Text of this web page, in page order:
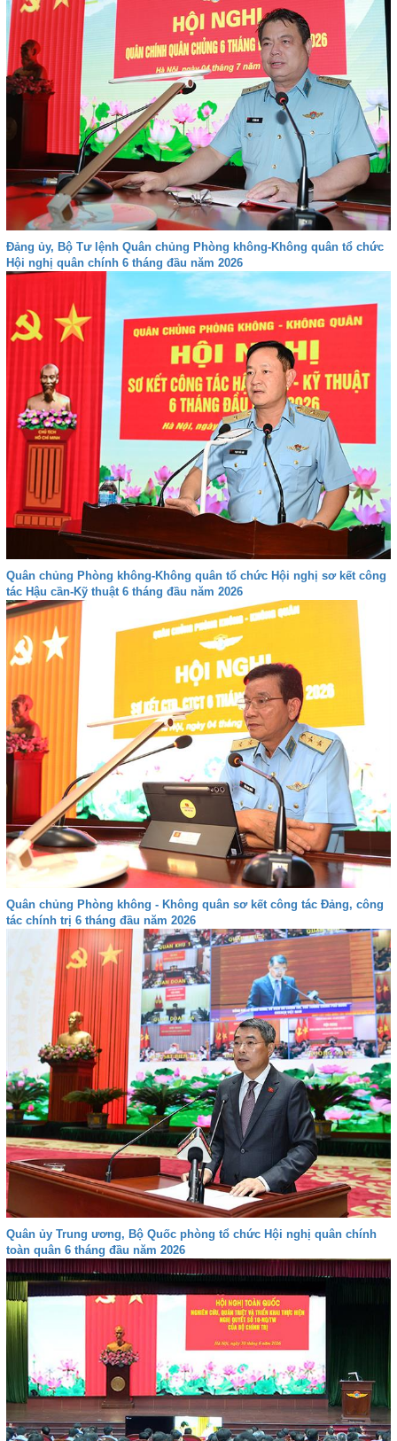
Đảng ủy, Bộ Tư lệnh Quân chủng Phòng không-Không quân tổ chức
Hội nghị quân chính 6 tháng đầu năm 2026
Quân chủng Phòng không-Không quân tổ chức Hội nghị sơ kết công
tác Hậu cần-Kỹ thuật 6 tháng đầu năm 2026
Quân chủng Phòng không - Không quân sơ kết công tác Đảng, công
tác chính trị 6 tháng đầu năm 2026
Quân ủy Trung ương, Bộ Quốc phòng tổ chức Hội nghị quân chính
toàn quân 6 tháng đầu năm 2026